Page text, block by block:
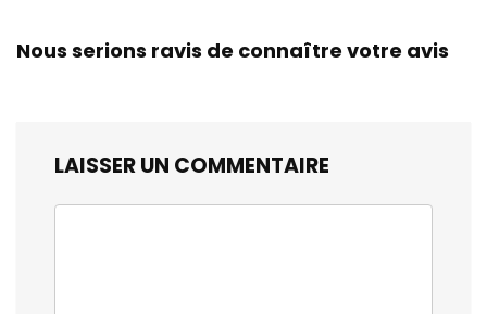
Nous serions ravis de connaître votre avis
LAISSER UN COMMENTAIRE